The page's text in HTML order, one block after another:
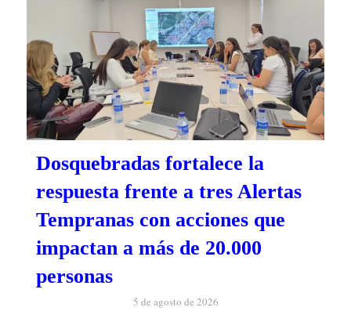
Dosquebradas fortalece la
respuesta frente a tres Alertas
Tempranas con acciones que
impactan a más de 20.000
personas
5 de agosto de 2026